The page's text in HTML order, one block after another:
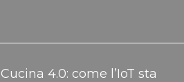
Cucina 4.0: come l’IoT sta